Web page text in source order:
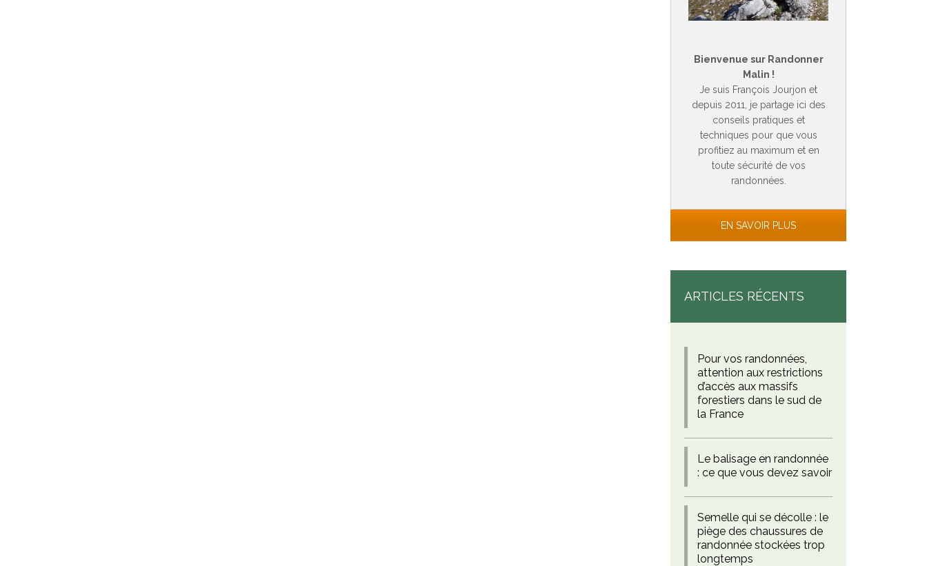
Bienvenue sur Randonner
Malin !
Je suis François Jourjon et
depuis 2011, je partage ici des
conseils pratiques et
techniques pour que vous
profitiez au maximum et en
toute sécurité de vos
randonnées.
EN SAVOIR PLUS
ARTICLES RÉCENTS
Pour vos randonnées,
attention aux restrictions
d’accès aux massifs
forestiers dans le sud de
la France
Le balisage en randonnée
: ce que vous devez savoir
Semelle qui se décolle : le
piège des chaussures de
randonnée stockées trop
longtemps